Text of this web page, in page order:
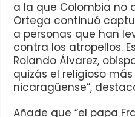
a la que Colombia no
Ortega continuó
a personas que han
contra los atropellos.
Rolando Álvarez,
quizás el religioso
nicaragüense”,
Añade que “el papa